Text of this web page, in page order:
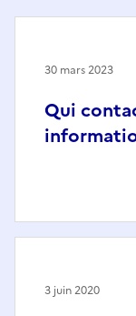
Qui
30 mars 2023
3 juin 2020